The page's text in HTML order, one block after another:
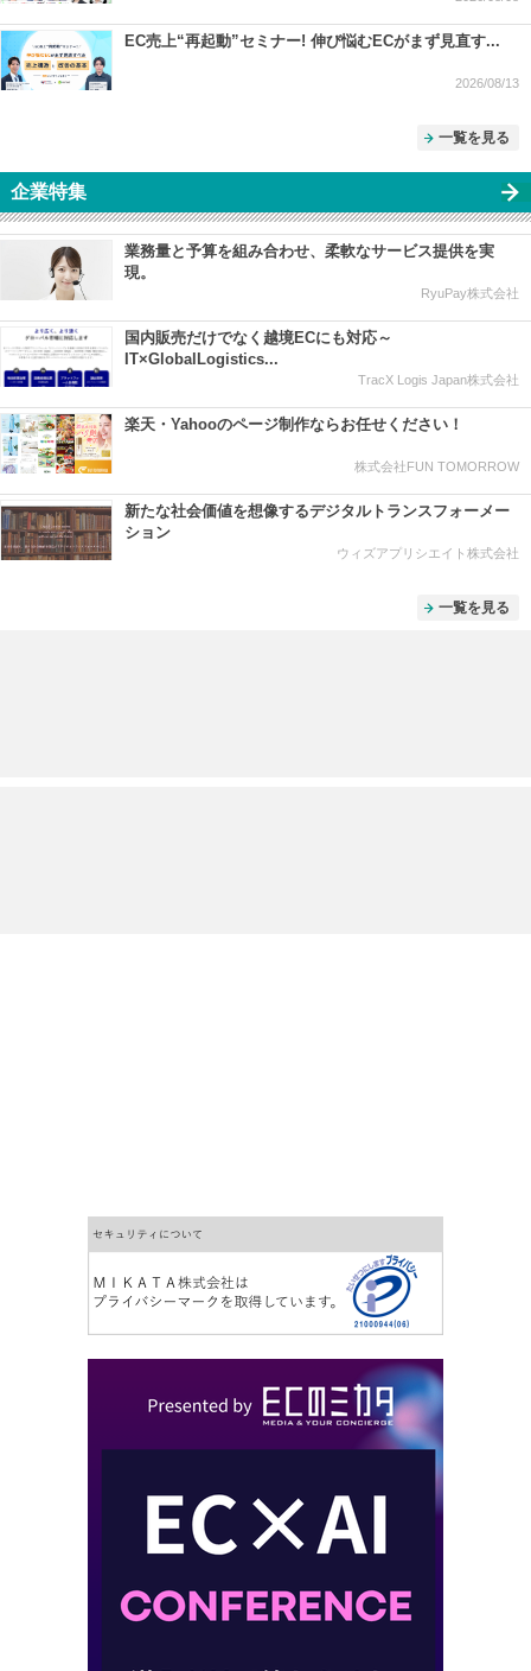
EC売上“再起動”セミナー! 伸び悩むECがまず見直す...
2026/08/13
一覧を見る
企業特集
業務量と予算を組み合わせ、柔軟なサービス提供を実
現。
RyuPay株式会社
国内販売だけでなく越境ECにも対応～
IT×GlobalLogistics...
TracX Logis Japan株式会社
楽天・Yahooのページ制作ならお任せください！
株式会社FUN TOMORROW
新たな社会価値を想像するデジタルトランスフォーメー
ション
ウィズアプリシエイト株式会社
一覧を見る